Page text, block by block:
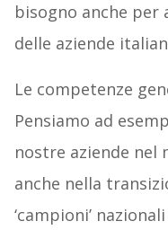
bisogno anche per
delle aziende
Le competenze
Pensiamo ad
nostre aziende nel
anche nella
‘campioni’